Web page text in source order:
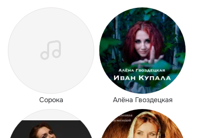
Сорока Алёна Гвоздецкая